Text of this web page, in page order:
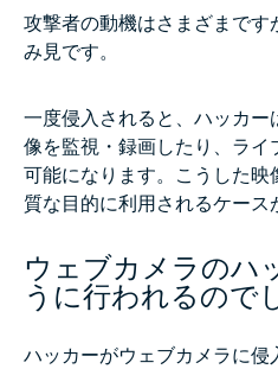
攻撃者の動機はさまざまで
み見です。
一度侵入されると、ハッカ
像を監視・録画したり、ライ
可能になります。こうした
質な目的に利用されるケース
ウェブカメラのハ
うに行われるので
ハッカーがウェブカメラに侵